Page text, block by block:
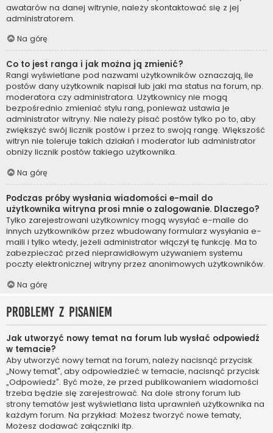
awatarów na danej witrynie, należy skontaktować się z jej
administratorem.
Na górę
Co to jest ranga i jak można ją zmienić?
Rangi wyświetlane pod nazwami użytkowników oznaczają, ile
postów dany użytkownik napisał lub jaki ma status na forum, np.
moderatora czy administratora. Użytkownicy nie mogą
bezpośrednio zmieniać stylu rang, ponieważ ustawia je
administrator witryny. Nie należy pisać postów tylko po to, aby
zwiększyć swój licznik postów i przez to swoją rangę. Większość
witryn nie toleruje takich działań i moderator lub administrator
obniży licznik postów takiego użytkownika.
Na górę
Podczas próby wysłania wiadomości e-mail do
użytkownika witryna prosi mnie o zalogowanie. Dlaczego?
Tylko zarejestrowani użytkownicy mogą wysyłać e-maile do
innych użytkowników przez wbudowany formularz wysyłania e-
maili i tylko wtedy, jeżeli administrator włączył tę funkcję. Ma to
zabezpieczać przed nieprawidłowym używaniem systemu
poczty elektronicznej witryny przez anonimowych użytkowników.
Na górę
Problemy z pisaniem
Jak utworzyć nowy temat na forum lub wysłać odpowiedź
w temacie?
Aby utworzyć nowy temat na forum, należy nacisnąć przycisk
„Nowy temat”, aby odpowiedzieć w temacie, nacisnąć przycisk
„Odpowiedz”. Być może, że przed publikowaniem wiadomości
trzeba będzie się zarejestrować. Na dole strony forum lub
strony tematów jest wyświetlana lista uprawnień użytkownika na
każdym forum. Na przykład: Możesz tworzyć nowe tematy,
Możesz dodawać załączniki itp.